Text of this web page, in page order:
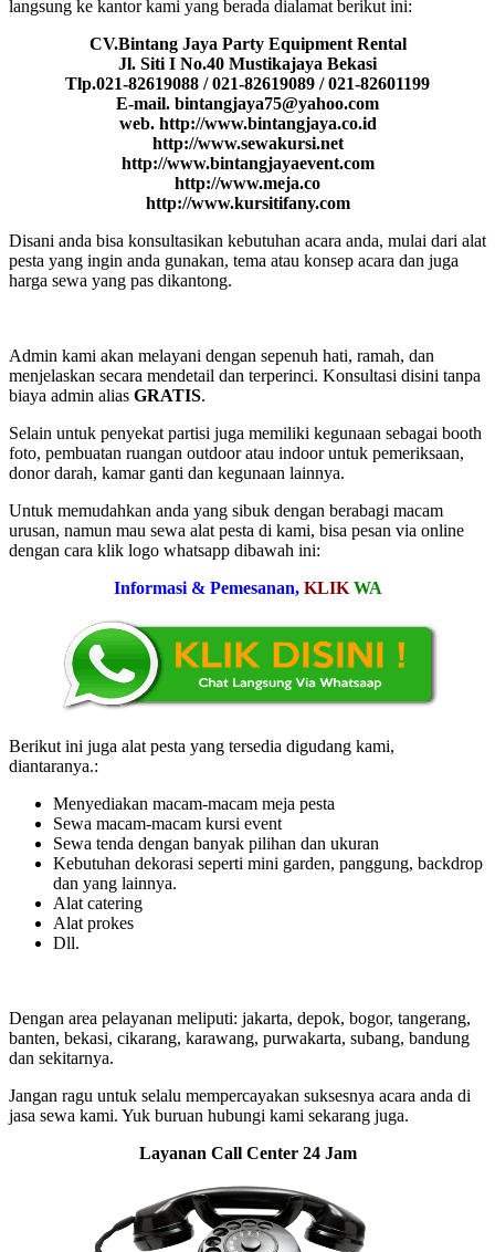
langsung ke kantor kami yang berada dialamat berikut ini:
CV.Bintang Jaya Party Equipment Rental
Jl. Siti I No.40 Mustikajaya Bekasi
Tlp.021-82619088 / 021-82619089 / 021-82601199
E-mail. bintangjaya75@yahoo.com
web. http://www.bintangjaya.co.id
http://www.sewakursi.net
http://www.bintangjayaevent.com
http://www.meja.co
http://www.kursitifany.com
Disani anda bisa konsultasikan kebutuhan acara anda, mulai dari alat
pesta yang ingin anda gunakan, tema atau konsep acara dan juga
harga sewa yang pas dikantong.
Admin kami akan melayani dengan sepenuh hati, ramah, dan
menjelaskan secara mendetail dan terperinci. Konsultasi disini tanpa
biaya admin alias GRATIS.
Selain untuk penyekat partisi juga memiliki kegunaan sebagai booth
foto, pembuatan ruangan outdoor atau indoor untuk pemeriksaan,
donor darah, kamar ganti dan kegunaan lainnya.
Untuk memudahkan anda yang sibuk dengan berabagi macam
urusan, namun mau sewa alat pesta di kami, bisa pesan via online
dengan cara klik logo whatsapp dibawah ini:
Informasi & Pemesanan, KLIK WA
Berikut ini juga alat pesta yang tersedia digudang kami,
diantaranya.:
Menyediakan macam-macam meja pesta
Sewa macam-macam kursi event
Sewa tenda dengan banyak pilihan dan ukuran
Kebutuhan dekorasi seperti mini garden, panggung, backdrop
dan yang lainnya.
Alat catering
Alat prokes
Dll.
Dengan area pelayanan meliputi: jakarta, depok, bogor, tangerang,
banten, bekasi, cikarang, karawang, purwakarta, subang, bandung
dan sekitarnya.
Jangan ragu untuk selalu mempercayakan suksesnya acara anda di
jasa sewa kami. Yuk buruan hubungi kami sekarang juga.
Layanan Call Center 24 Jam